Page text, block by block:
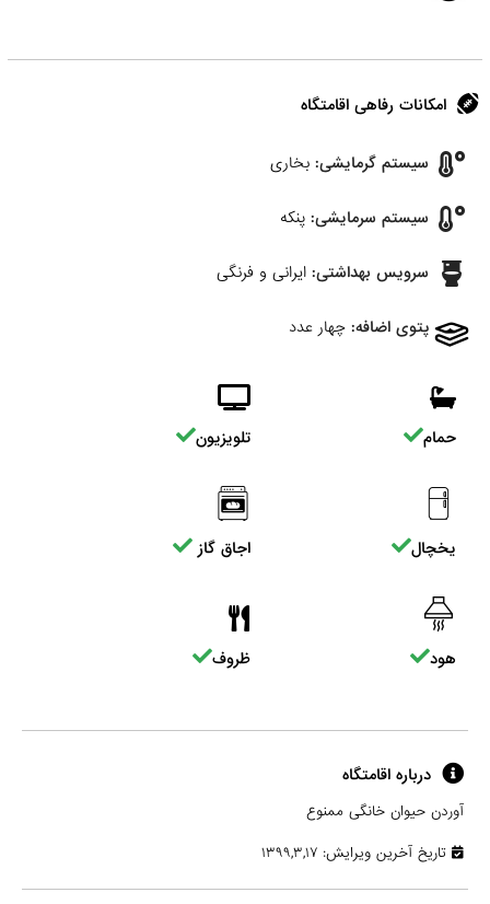
امکانات رفاهی اقامتگاه
سیستم گرمایشی: بخاری
سیستم سرمایشی: پنکه
سرویس بهداشتی: ایرانی و فرنگی
پتوی اضافه: چهار عدد
حمام تلویزیون
یخچال اجاق گاز
هود ظروف
درباره اقامتگاه
آوردن حیوان خانگی ممنوع
تاریخ آخرین ویرایش: ۱۳۹۹,۳,۱۷